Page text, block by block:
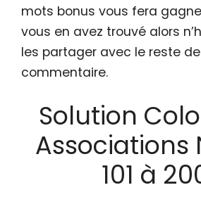
mots bonus vous fera
vous en avez trouvé alors
les partager avec le reste
commentaire.
Solution
Associations
101 à